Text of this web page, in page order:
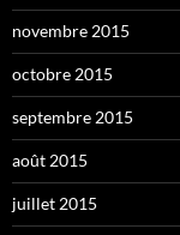
novembre 2015
octobre 2015
septembre 2015
août 2015
juillet 2015